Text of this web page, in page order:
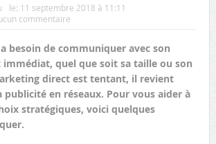
le: 11 septembre 2018 à 11:11
commentaire
besoin de communiquer avec son
quel que soit sa taille ou son
direct est tentant, il revient
publicité en réseaux. Pour vous aider à
stratégiques, voici quelques